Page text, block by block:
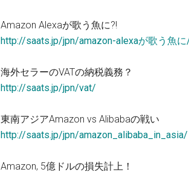
Amazon Alexaが歌う魚に?!
http://saats.jp/jpn/amazon-alexaが歌う魚
海外セラーのVATの納税義務？
http://saats.jp/jpn/vat/
東南アジアAmazon vs Alibabaの戦い
http://saats.jp/jpn/amazon_alibaba_in_asia/
Amazon, 5億ドルの損失計上！